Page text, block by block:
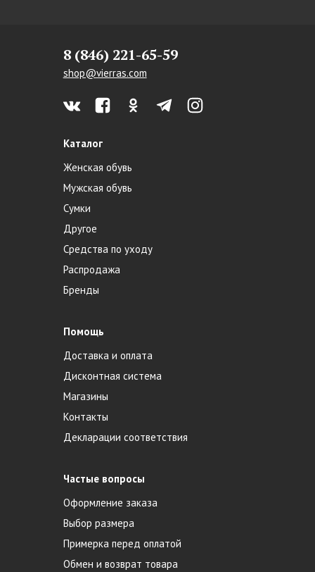
8 (846) 221-65-59
shop@vierras.com
Каталог
Женская обувь
Мужская обувь
Сумки
Другое
Средства по уходу
Распродажа
Бренды
Помощь
Доставка и оплата
Дисконтная система
Магазины
Контакты
Декларации соответствия
Частые вопросы
Оформление заказа
Выбор размера
Примерка перед оплатой
Обмен и возврат товара